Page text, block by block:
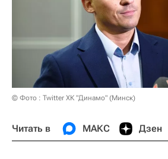
© Фото : Twitter ХК "Динамо" (Минск)
Читать в МАКС Дзен